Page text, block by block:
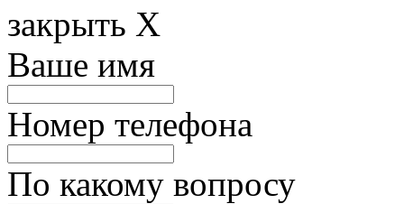
закрыть X
Ваше имя
Номер телефона
По какому вопросу